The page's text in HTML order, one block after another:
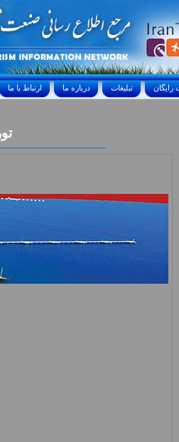
ارتباط با ما درباره ما تبليغات
تور